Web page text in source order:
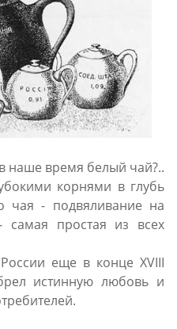
наше время белый чай?..
корнями в глубь
чая - подвяливание на
простая из всех
еще в конце XVIII
истинную любовь и